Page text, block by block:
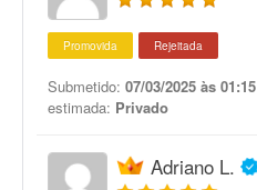
Promovida Rejeitada
Submetido: 07/03/2025 às 01:15
estimada: Privado
Adriano L.